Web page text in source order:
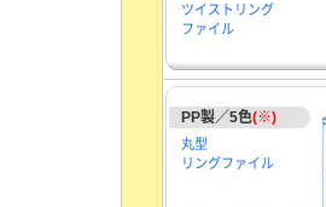
ツイストリング
ファイル
PP製／5色(※)
丸型
リングファイル